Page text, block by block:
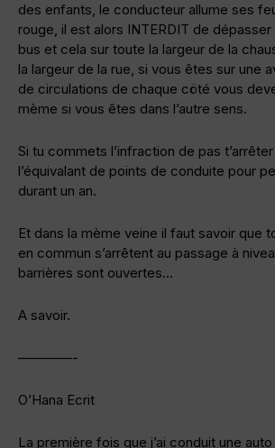
des enfants, le conducteur allume ses
rouge, il est alors INTERDIT de dépasser
bus et cela sur toute la largeur de la
la largeur de la rue, si vous êtes sur une
de circulations de chaque cöté vous
mème si vous êtes dans l’autre sens.
Si tu commets l’infraction de pas
l’équivalant de points de conduite pour
durant un an.
Et dans la mème veine il faut savoir que
en commun s’arrêtent au passage à
barrières sont ouvertes…
A savoir.
————-
O’Hana Ecrit
La première fois que j’ai conduit une